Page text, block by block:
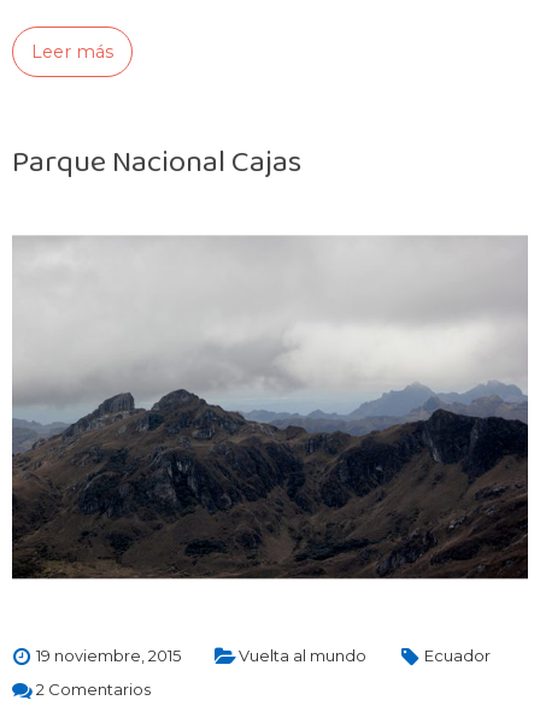
Leer más
Parque Nacional Cajas
19 noviembre, 2015 Vuelta al mundo
Ecuador
2 Comentarios